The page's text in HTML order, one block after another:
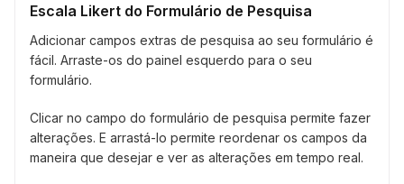
Escala Likert do Formulário de Pesquisa
Adicionar campos extras de pesquisa ao seu formulário é
fácil. Arraste-os do painel esquerdo para o seu
formulário.
Clicar no campo do formulário de pesquisa permite fazer
alterações. E arrastá-lo permite reordenar os campos da
maneira que desejar e ver as alterações em tempo real.